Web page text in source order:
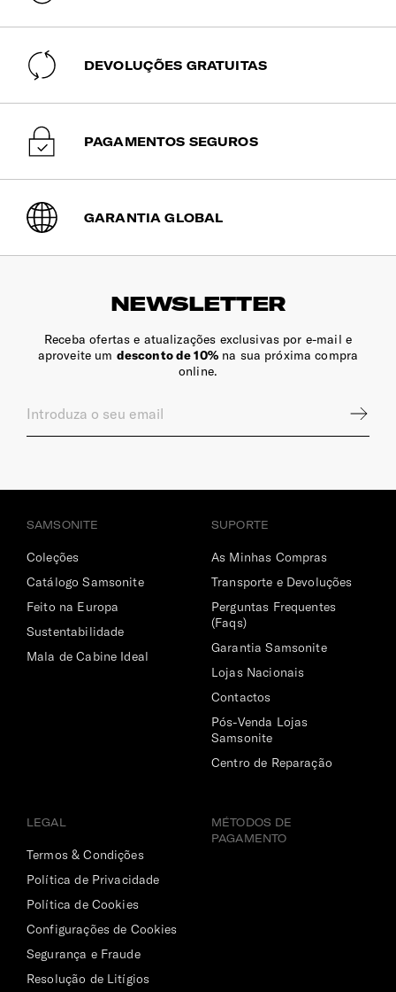
DEVOLUÇÕES GRATUITAS
PAGAMENTOS SEGUROS
GARANTIA GLOBAL
NEWSLETTER
Receba ofertas e atualizações exclusivas por e-mail e
aproveite um desconto de 10%na sua próxima compra
online.
SAMSONITE
Coleções
Catálogo Samsonite
Feito na Europa
Sustentabilidade
Mala de Cabine Ideal
SUPORTE
As Minhas Compras
Transporte e Devoluções
Perguntas Frequentes
(Faqs)
Garantia Samsonite
Lojas Nacionais
Contactos
Pós-Venda Lojas
Samsonite
Centro de Reparação
LEGAL
Termos & Condições
Política de Privacidade
Política de Cookies
Configurações de Cookies
Segurança e Fraude
Resolução de Litígios
MÉTODOS DE
PAGAMENTO